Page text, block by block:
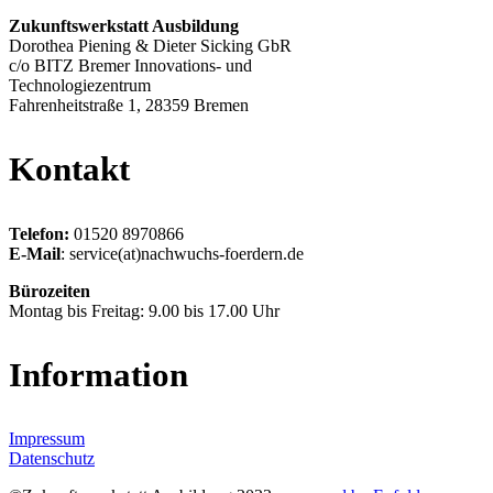
Zukunftswerkstatt Ausbildung
Dorothea Piening & Dieter Sicking GbR
c/o BITZ Bremer Innovations- und
Technologiezentrum
Fahrenheitstraße 1, 28359 Bremen
Kontakt
Telefon: 01520 8970866
E-Mail: service(at)nachwuchs-foerdern.de
Bürozeiten
Montag bis Freitag: 9.00 bis 17.00 Uhr
Information
Impressum
Datenschutz